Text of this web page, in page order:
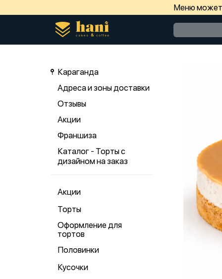
Меню может
Караганда
Адреса и зоны доставки
Отзывы
Акции
Франшиза
Каталог - Торты с
дизайном на заказ
Акции
Торты
Оформление для
тортов
Половинки
Кусочки